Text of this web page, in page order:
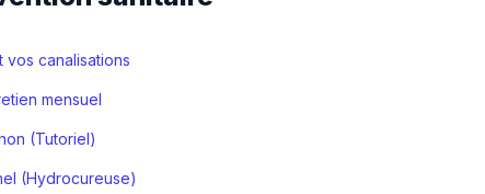
vos canalisations
mensuel
(Tutoriel)
(Hydrocureuse)